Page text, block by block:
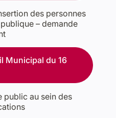
des personnes
– demande
Municipal du 16
public au sein des